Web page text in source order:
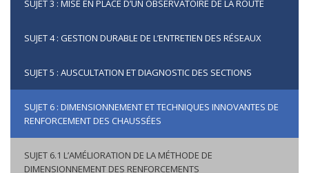
SUJET 3 : MISE EN PLACE D’UN OBSERVATOIRE DE LA ROUTE
SUJET 4 : GESTION DURABLE DE L’ENTRETIEN DES RÉSEAUX
SUJET 5 : AUSCULTATION ET DIAGNOSTIC DES SECTIONS
SUJET 6 : DIMENSIONNEMENT ET TECHNIQUES INNOVANTES DE
RENFORCEMENT DES CHAUSSÉES
SUJET 6.1 L’AMÉLIORATION DE LA MÉTHODE DE
DIMENSIONNEMENT DES RENFORCEMENTS